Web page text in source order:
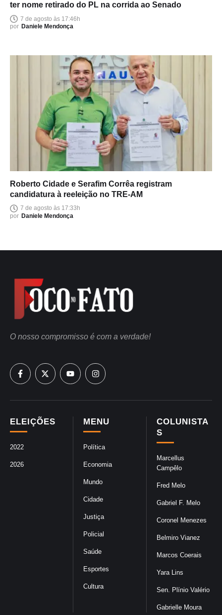
ter nome retirado do PL na corrida ao Senado
7 de agosto às 17:46h
por Daniele Mendonça
Roberto Cidade e Serafim Corrêa registram
candidatura à reeleição no TRE-AM
7 de agosto às 17:33h
por Daniele Mendonça
COLUNISTA
S
Marcellus
Campêlo
Fred Melo
Gabriel F. Melo
Coronel Menezes
Belmiro Vianez
Marcos Coerais
Yara Lins
Sen. Plínio Valério
Gabrielle Moura
MENU
Política
Economia
Mundo
Cidade
Justiça
Policial
Saúde
Esportes
Cultura
ELEIÇÕES
2022
2026
O nosso compromisso é com a verdade!